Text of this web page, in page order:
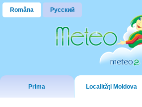
Româna Русский
Prima Localități Moldova